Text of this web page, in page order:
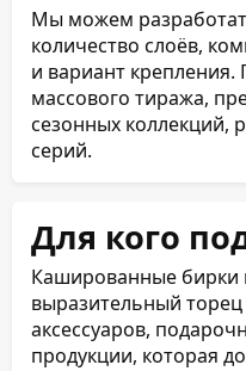
Мы можем
количество слоёв,
и вариант
массового тиража,
сезонных коллекций,
серий.
Для кого
Кашированные бирки
выразительный
аксессуаров,
продукции, которая